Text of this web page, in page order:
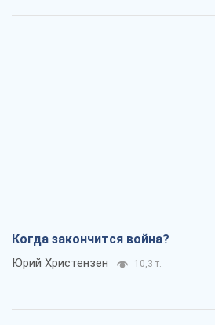
Когда закончится война?
Юрий Христензен 10,3 т.